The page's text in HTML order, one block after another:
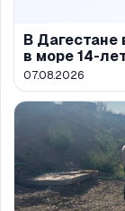
В Дагестане
в море 14-
07.08.2026